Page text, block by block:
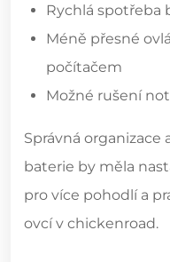
Rychlá spotřeba
Méně přesné
počítačem
Možné rušení
Správná organizace
baterie by měla
pro více pohodlí a
ovcí v chickenroad.